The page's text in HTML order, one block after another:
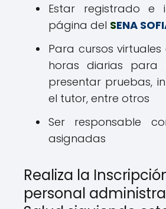
Estar registrado e
página del SENA
Para cursos
horas diarias para
presentar pruebas,
el tutor, entre otros
Ser responsable
asignadas
Realiza la
personal